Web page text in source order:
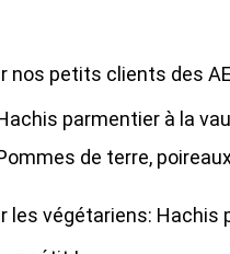
nos petits clients des
parmentier à la
de terre,
les végétariens: Hachis